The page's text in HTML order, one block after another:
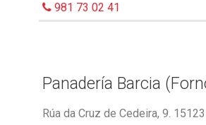
981 73 02 41
Panadería Barcia
Rúa da Cruz de Cedeira, 9.